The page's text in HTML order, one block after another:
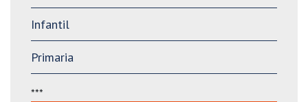
Infantil
Primaria
***